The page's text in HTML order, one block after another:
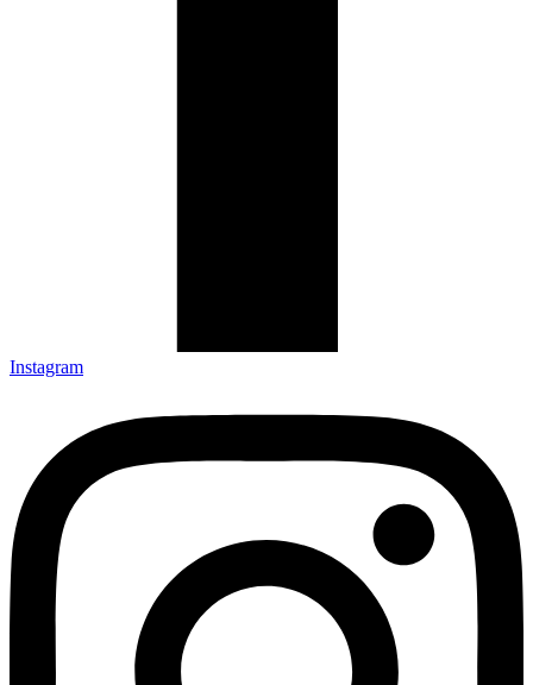
Instagram